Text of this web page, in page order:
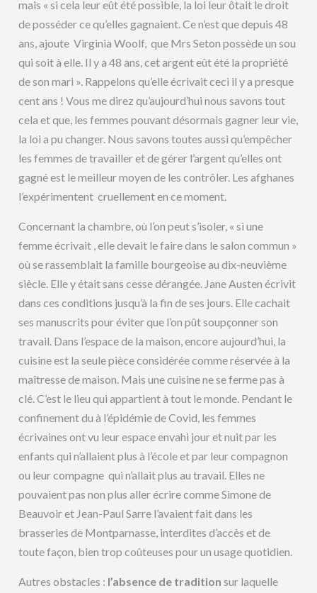
mais « si cela leur eût été possible, la loi leur ôtait le droit
de posséder ce qu’elles gagnaient. Ce n’est que depuis 48
ans, ajoute Virginia Woolf, que Mrs Seton possède un sou
qui soit à elle. Il y a 48 ans, cet argent eût été la propriété
de son mari ». Rappelons qu’elle écrivait ceci il y a presque
cent ans ! Vous me direz qu’aujourd’hui nous savons tout
cela et que, les femmes pouvant désormais gagner leur vie,
la loi a pu changer. Nous savons toutes aussi qu’empêcher
les femmes de travailler et de gérer l’argent qu’elles ont
gagné est le meilleur moyen de les contrôler. Les afghanes
l’expérimentent cruellement en ce moment.
Concernant la chambre, où l’on peut s’isoler, « si une
femme écrivait , elle devait le faire dans le salon commun »
où se rassemblait la famille bourgeoise au dix-neuvième
siècle. Elle y était sans cesse dérangée. Jane Austen écrivit
dans ces conditions jusqu’à la fin de ses jours. Elle cachait
ses manuscrits pour éviter que l’on pût soupçonner son
travail. Dans l’espace de la maison, encore aujourd’hui, la
cuisine est la seule pièce considérée comme réservée à la
maîtresse de maison. Mais une cuisine ne se ferme pas à
clé. C’est le lieu qui appartient à tout le monde. Pendant le
confinement du à l’épidémie de Covid, les femmes
écrivaines ont vu leur espace envahi jour et nuit par les
enfants qui n’allaient plus à l’école et par leur compagnon
ou leur compagne qui n’allait plus au travail. Elles ne
pouvaient pas non plus aller écrire comme Simone de
Beauvoir et Jean-Paul Sarre l’avaient fait dans les
brasseries de Montparnasse, interdites d’accès et de
toute façon, bien trop coûteuses pour un usage quotidien.
Autres obstacles : l’absence de tradition sur laquelle